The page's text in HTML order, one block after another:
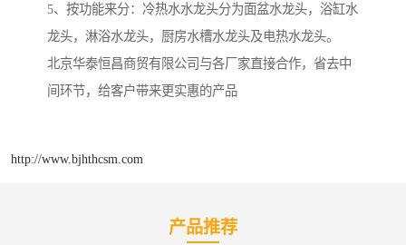
5、按功能来分：冷热水水龙头分为面盆水龙头，浴缸水
龙头，淋浴水龙头，厨房水槽水龙头及电热水龙头。
北京华泰恒昌商贸有限公司与各厂家直接合作，省去中
间环节，给客户带来更实惠的产品
http://www.bjhthcsm.com
产品推荐